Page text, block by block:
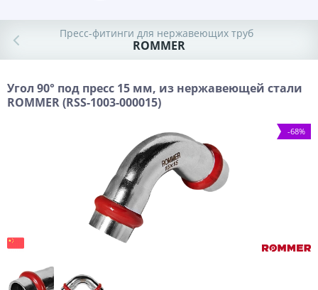
Пресс-фитинги для нержавеющих труб
ROMMER
Угол 90° под пресс 15 мм, из нержавеющей стали
ROMMER (RSS-1003-000015)
-68%